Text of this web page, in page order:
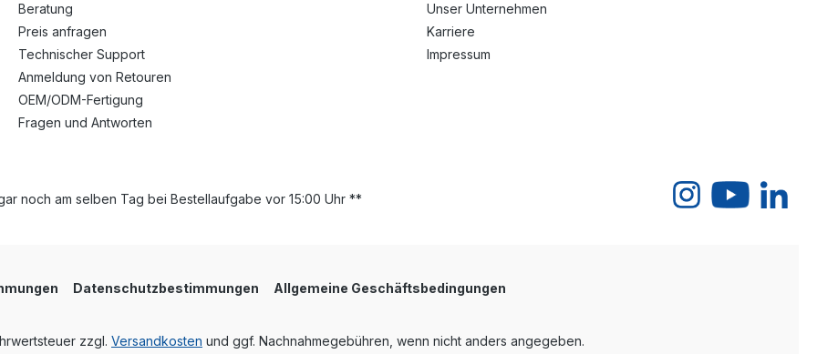
Beratung
Preis anfragen
Technischer Support
Anmeldung von Retouren
OEM/ODM-Fertigung
Fragen und Antworten
Unser Unternehmen
Karriere
Impressum
noch am selben Tag bei Bestellaufgabe vor 15:00 Uhr **
Datenschutzbestimmungen Allgemeine Geschäftsbedingungen
zzgl. Versandkosten und ggf. Nachnahmegebühren, wenn nicht anders angegeben.